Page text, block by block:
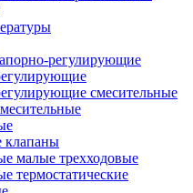
регулирующие
смесительные
клапаны
малые трехходовые
термостатические